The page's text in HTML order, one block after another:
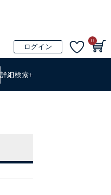
ログイン
0
詳細検索+